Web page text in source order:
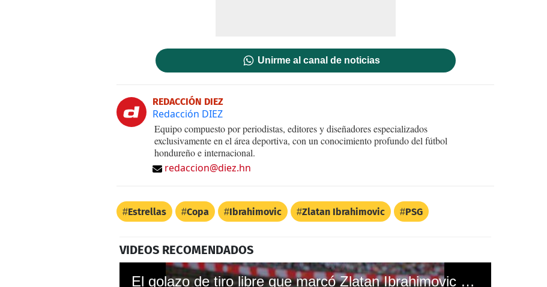
Unirme al canal de noticias
REDACCIÓN DIEZ
Redacción DIEZ
Equipo compuesto por periodistas, editores y diseñadores especializados
exclusivamente en el área deportiva, con un conocimiento profundo del fútbol
hondureño e internacional.
redaccion@diez.hn
Estrellas Copa Ibrahimovic Zlatan Ibrahimovic PSG
VIDEOS RECOMENDADOS
El golazo de tiro libre que marcó Zlatan Ibrahimovic en la final de Copa de Liga